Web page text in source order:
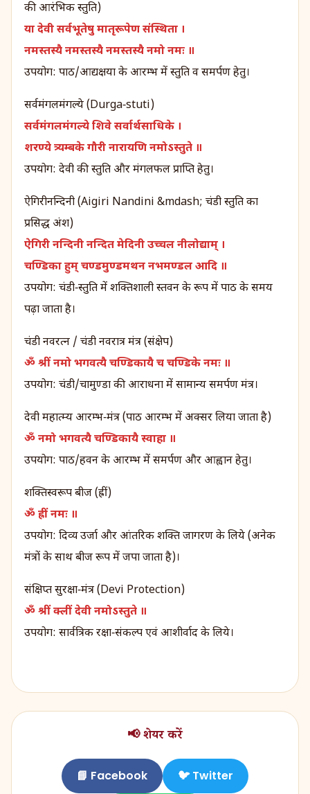
की आरंभिक स्तुति)
या देवी सर्वभूतेषु मातृरूपेण संस्थिता ।
नमस्तस्यै नमस्तस्यै नमस्तस्यै नमो नमः ॥
उपयोग: पाठ/आद्यक्षया के आरम्भ में स्तुति व समर्पण हेतु।
सर्वमंगलमंगल्ये (Durga‑stuti)
सर्वमंगलमंगल्ये शिवे सर्वार्थसाधिके ।
शरण्ये त्र्यम्बके गौरी नारायणि नमोऽस्तुते ॥
उपयोग: देवी की स्तुति और मंगलफल प्राप्ति हेतु।
ऐगिरीनन्दिनी (Aigiri Nandini &mdash; चंडी स्तुति का
प्रसिद्ध अंश)
ऐगिरी नन्दिनी नन्दित मेदिनी उच्चल नीलोद्याम् ।
चण्डिका हुम् चण्डमुण्डमथन नभमण्डल आदि ॥
उपयोग: चंडी‑स्तुति में शक्तिशाली स्तवन के रूप में पाठ के समय
पढ़ा जाता है।
चंडी नवरत्न / चंडी नवरात्र मंत्र (संक्षेप)
ॐ श्रीं नमो भगवत्यै चण्डिकायै च चण्डिके नमः ॥
उपयोग: चंडी/चामुण्डा की आराधना में सामान्य समर्पण मंत्र।
देवी महात्म्य आरम्भ‑मंत्र (पाठ आरम्भ में अक्सर लिया जाता है)
ॐ नमो भगवत्यै चण्डिकायै स्वाहा ॥
उपयोग: पाठ/हवन के आरम्भ में समर्पण और आह्वान हेतु।
शक्तिस्वरूप बीज (ह्रीं)
ॐ ह्रीं नमः ॥
उपयोग: दिव्य उर्जा और आंतरिक शक्ति जागरण के लिये (अनेक
मंत्रों के साथ बीज रूप में जपा जाता है)।
संक्षिप्त सुरक्षा‑मंत्र (Devi Protection)
ॐ श्रीं क्लीं देवी नमोऽस्तुते ॥
उपयोग: सार्वत्रिक रक्षा‑संकल्प एवं आशीर्वाद के लिये।
📢 शेयर करें
📘 Facebook 🐦 Twitter